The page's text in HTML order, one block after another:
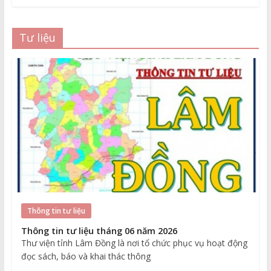
Tư liệu
Thông tin tư liệu
Thông tin tư liệu tháng 06 năm 2026
Thư viện tỉnh Lâm Đồng là nơi tổ chức phục vụ hoạt động
đọc sách, báo và khai thác thông